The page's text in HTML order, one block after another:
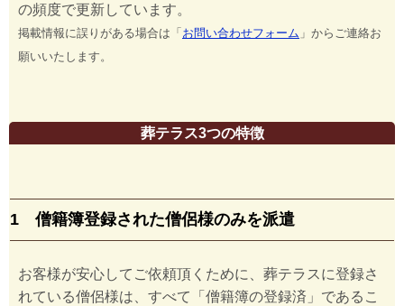
の頻度で更新しています。
掲載情報に誤りがある場合は「お問い合わせフォーム 」からご連絡お
願いいたします。
葬テラス3つの特徴
1 僧籍簿登録された僧侶様のみを派遣
お客様が安心してご依頼頂くために、葬テラスに登録さ
れている僧侶様は、すべて「僧籍簿の登録済」であるこ